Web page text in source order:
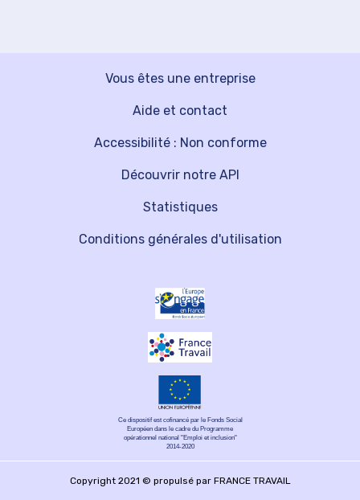
Vous êtes une entreprise
Découvrir notre API
Aide et contact
Statistiques
Accessibilité : Non conforme
Conditions générales d'utilisation
Ce dispositif est cofinancé par le Fonds Social
Européen dans le cadre du Programme
opérationnel national "Emploi et inclusion"
2014-2020
Copyright 2021 © propulsé par FRANCE TRAVAIL